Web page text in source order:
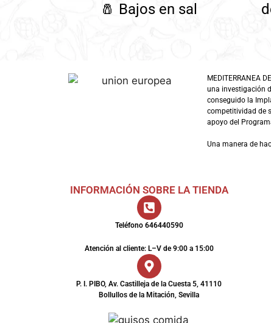
🧂 Bajos en sal
MEDITERRANEA
una investigación
conseguido la
competitividad de
apoyo del
Una manera de
INFORMACIÓN SOBRE LA TIENDA
Teléfono 646440590
Atención al cliente: L–V de 9:00 a 15:00
P. I. PIBO, Av. Castilleja de la Cuesta 5, 41110
Bollullos de la Mitación, Sevilla